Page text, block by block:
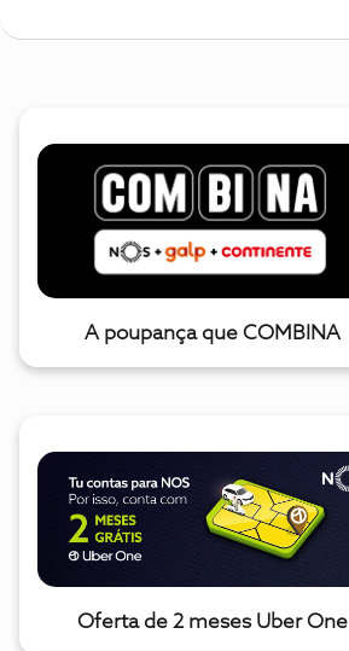
A poupança que COMBINA
Oferta de 2 meses Uber One